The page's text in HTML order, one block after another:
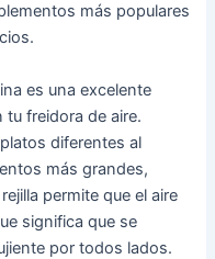
más populares
es una excelente
tu freidora de aire.
diferentes al
más grandes,
permite que el aire
significa que se
por todos lados.